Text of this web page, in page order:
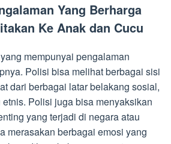
Yang Berharga
Ke Anak dan Cucu
mempunyai pengalaman
Polisi bisa melihat berbagai sisi
dari berbagai latar belakang sosial,
Polisi juga bisa menyaksikan
yang terjadi di negara atau
merasakan berbagai emosi yang